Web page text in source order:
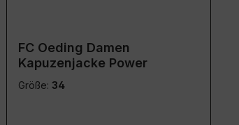
FC Oeding Damen
Kapuzenjacke Power
Größe: 34